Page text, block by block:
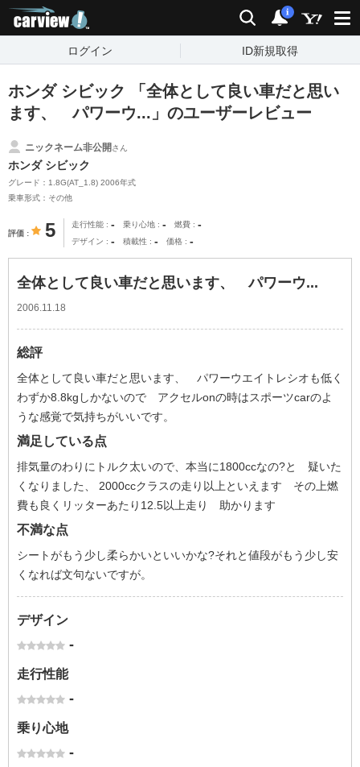
検索 通知
i
ログイン ID新規取得
ホンダ シビック 「全体として良い車だと思い
ます、 パワーウ...」のユーザーレビュー
ニックネーム非公開さん
ホンダ シビック
グレード：1.8G(AT_1.8) 2006年式
乗車形式：その他
評価 5 走行性能 - 乗り心地 - 燃費 -
デザイン - 積載性 - 価格 -
全体として良い車だと思います、 パワーウ...
2006.11.18
総評
全体として良い車だと思います、 パワーウエイトレシオも低く
わずか8.8kgしかないので アクセルonの時はスポーツcarのよ
うな感覚で気持ちがいいです。
満足している点
排気量のわりにトルク太いので、本当に1800ccなの?と 疑いた
くなりました、 2000ccクラスの走り以上といえます その上燃
費も良くリッターあたり12.5以上走り 助かります
不満な点
シートがもう少し柔らかいといいかな?それと値段がもう少し安
くなれば文句ないですが。
デザイン
-
走行性能
-
乗り心地
-